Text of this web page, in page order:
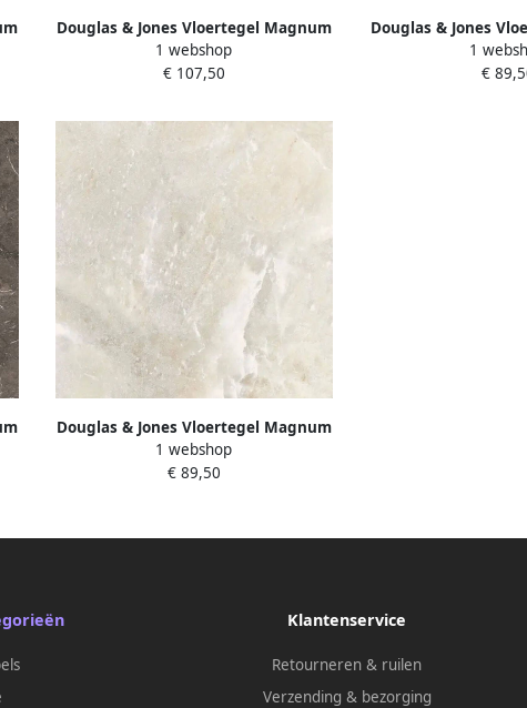
Douglas & Jones Vloertegel Magnum
120x120 cm Marmerlook Gerectificeerd
6 mm Gepolijst Danish Smoke
1 webshop
€ 107,50
Douglas & Jones
120x120 cm
6 mm Mat
1
€
Douglas & Jones Vloertegel Magnum
120x120 cm Marmerlook Gerectificeerd
6 mm Mat White Gold
1 webshop
€ 89,50
Klantenservice
Retourneren & ruilen
Verzending & bezorging